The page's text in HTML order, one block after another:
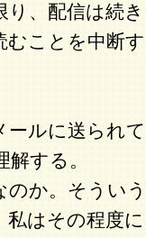
り、配信は続
むことを中断
ールに送られ
解する。
のか。そうい
はその程度